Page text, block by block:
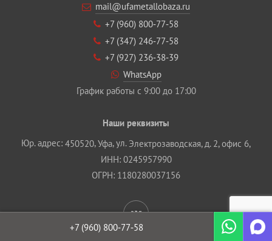
+7 (960) 800‐77‐58
mail@ufametallobaza.ru
+7 (960) 800‐77‐58
+7 (347) 246‐77‐58
+7 (927) 236‐38‐39
WhatsApp
График работы с 9:00 до 17:00
Наши реквизиты
Юр. адрес: 450520,Уфа, ул. Электрозаводская, д. 2, офис 6,
ИНН: 0245957990
ОГРН: 1180280037156